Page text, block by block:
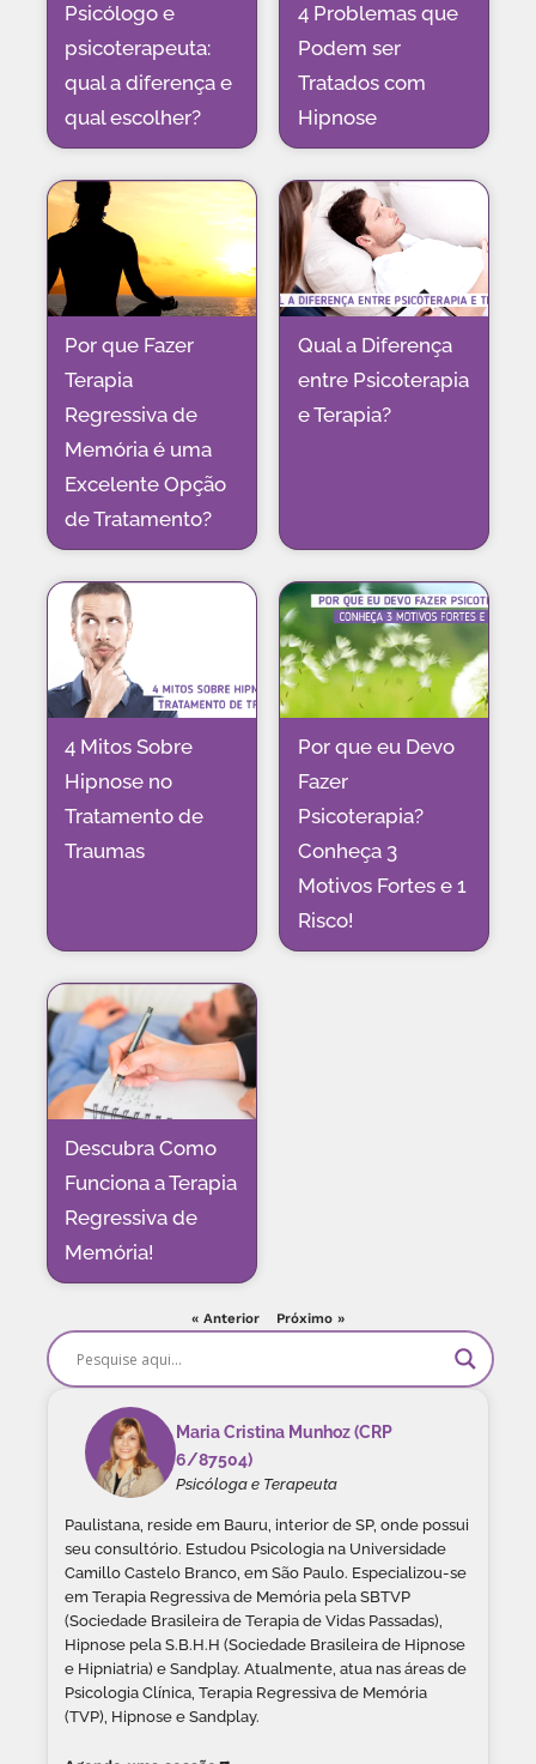
Psicólogo e
psicoterapeuta:
qual a diferença e
qual escolher?
4 Problemas que
Podem ser
Tratados com
Hipnose
Por que Fazer
Terapia
Regressiva de
Memória é uma
Excelente Opção
de Tratamento?
Qual a Diferença
entre Psicoterapia
e Terapia?
4 Mitos Sobre
Hipnose no
Tratamento de
Traumas
Por que eu Devo
Fazer
Psicoterapia?
Conheça 3
Motivos Fortes e 1
Risco!
Descubra Como
Funciona a Terapia
Regressiva de
Memória!
« Anterior Próximo »
Maria Cristina Munhoz (CRP
6/87504)
Psicóloga e Terapeuta
Paulistana, reside em Bauru, interior de SP, onde possui
seu consultório. Estudou Psicologia na Universidade
Camillo Castelo Branco, em São Paulo. Especializou-se
em Terapia Regressiva de Memória pela SBTVP
(Sociedade Brasileira de Terapia de Vidas Passadas),
Hipnose pela S.B.H.H (Sociedade Brasileira de Hipnose
e Hipniatria) e Sandplay. Atualmente, atua nas áreas de
Psicologia Clínica, Terapia Regressiva de Memória
(TVP), Hipnose e Sandplay.